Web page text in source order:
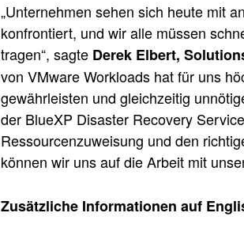
„Unternehmen sehen sich heute mit
konfrontiert, und wir alle müssen
tragen“, sagte Derek Elbert,
von VMware Workloads hat für uns
gewährleisten und gleichzeitig
der BlueXP Disaster Recovery
Ressourcenzuweisung und den
können wir uns auf die Arbeit mit
Zusätzliche Informationen auf